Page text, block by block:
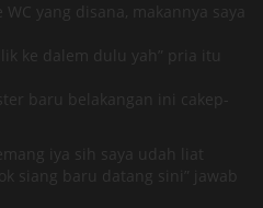
yang disana, makannya saya
ke dalem dulu yah” pria itu
baru belakangan ini cakep-
iya sih saya udah liat
siang baru datang sini” jawab